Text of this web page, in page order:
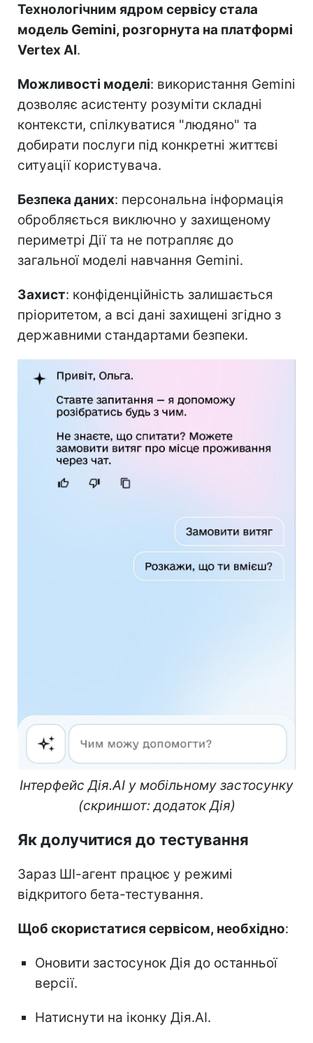
Технологічним ядром сервісу стала
модель Gemini, розгорнута на платформі
Vertex AI.
Можливості моделі: використання Gemini
дозволяє асистенту розуміти складні
контексти, спілкуватися "людяно" та
добирати послуги під конкретні життєві
ситуації користувача.
Безпека даних: персональна інформація
обробляється виключно у захищеному
периметрі Дії та не потрапляє до
загальної моделі навчання Gemini.
Захист: конфіденційність залишається
пріоритетом, а всі дані захищені згідно з
державними стандартами безпеки.
Інтерфейс Дія.AI у мобільному застосунку
(скриншот: додаток Дія)
Як долучитися до тестування
Зараз ШІ-агент працює у режимі
відкритого бета-тестування.
Щоб скористатися сервісом, необхідно:
Оновити застосунок Дія до останньої
версії.
Натиснути на іконку Дія.AI.